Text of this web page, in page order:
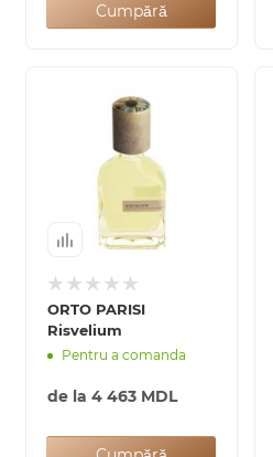
Cumpără
ORTO PARISI
Risvelium
Pentru a comanda
de la 4 463 MDL